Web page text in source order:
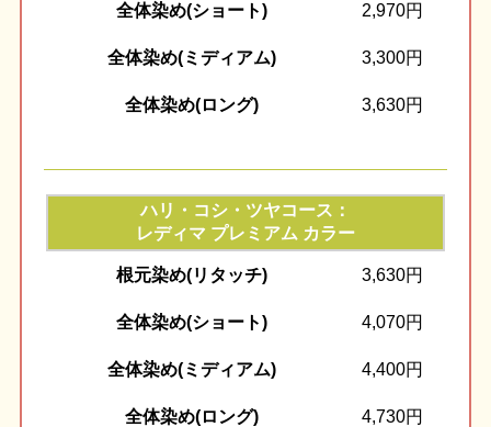
全体染め(ショート) 2,970円
全体染め(ミディアム) 3,300円
全体染め(ロング) 3,630円
ハリ・コシ・ツヤコース：
レディマ プレミアム カラー
根元染め(リタッチ) 3,630円
全体染め(ショート) 4,070円
全体染め(ミディアム) 4,400円
全体染め(ロング) 4,730円